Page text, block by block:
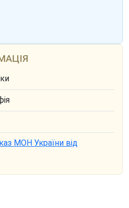
МОН України від